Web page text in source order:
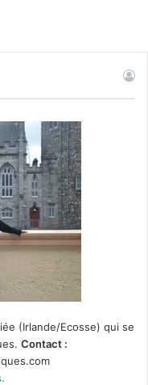
(Irlande/Ecosse) qui se
Contact :